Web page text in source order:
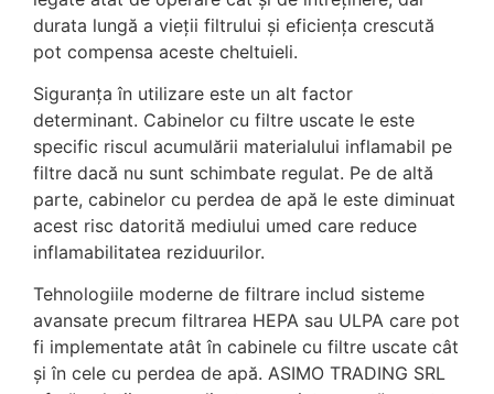
durata lungă a vieții filtrului și eficiența crescută
pot compensa aceste cheltuieli.
Siguranța în utilizare este un alt factor
determinant. Cabinelor cu filtre uscate le este
specific riscul acumulării materialului inflamabil pe
filtre dacă nu sunt schimbate regulat. Pe de altă
parte, cabinelor cu perdea de apă le este diminuat
acest risc datorită mediului umed care reduce
inflamabilitatea reziduurilor.
Tehnologiile moderne de filtrare includ sisteme
avansate precum filtrarea HEPA sau ULPA care pot
fi implementate atât în cabinele cu filtre uscate cât
și în cele cu perdea de apă. ASIMO TRADING SRL